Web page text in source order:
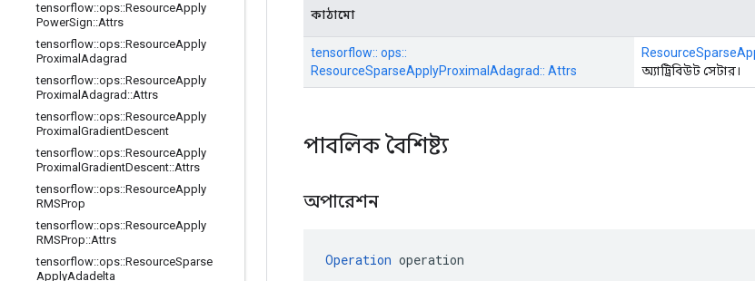
tensorflow::ops::ResourceApply
PowerSign::Attrs
tensorflow::ops::ResourceApply
Proximal Adagrad
tensorflow::ops::ResourceApply
Proximal Adagrad ::Attrs
tensorflow::ops::ResourceApply
Proximal GradientDescent
tensorflow::ops::ResourceApply
Proximal GradientDescent::Attrs
tensorflow::ops::ResourceApply
RMSProp
tensorflow::ops::ResourceApply
RMSProp::Attrs
tensorflow::ops::ResourceSparse
ApplyAdadelta
কাঠামো
tensorflow:: ops::
ResourceSparseApplyProximalAdagrad:: Attrs
অ্যাট্রিবিউট সেটার।
পাবলিক বৈশিষ্ট্য
অপারেশন
Operation operation